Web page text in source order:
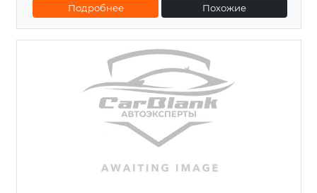
Подробнее Похожие